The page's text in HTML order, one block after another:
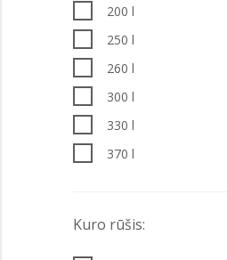
200 l
250 l
260 l
300 l
330 l
370 l
Kuro rūšis: